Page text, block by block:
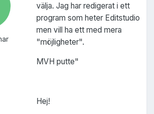
välja. Jag har redigerat i ett
program som heter Editstudio
men vill ha ett med mera
"möjligheter".
MVH putte"
Hej!